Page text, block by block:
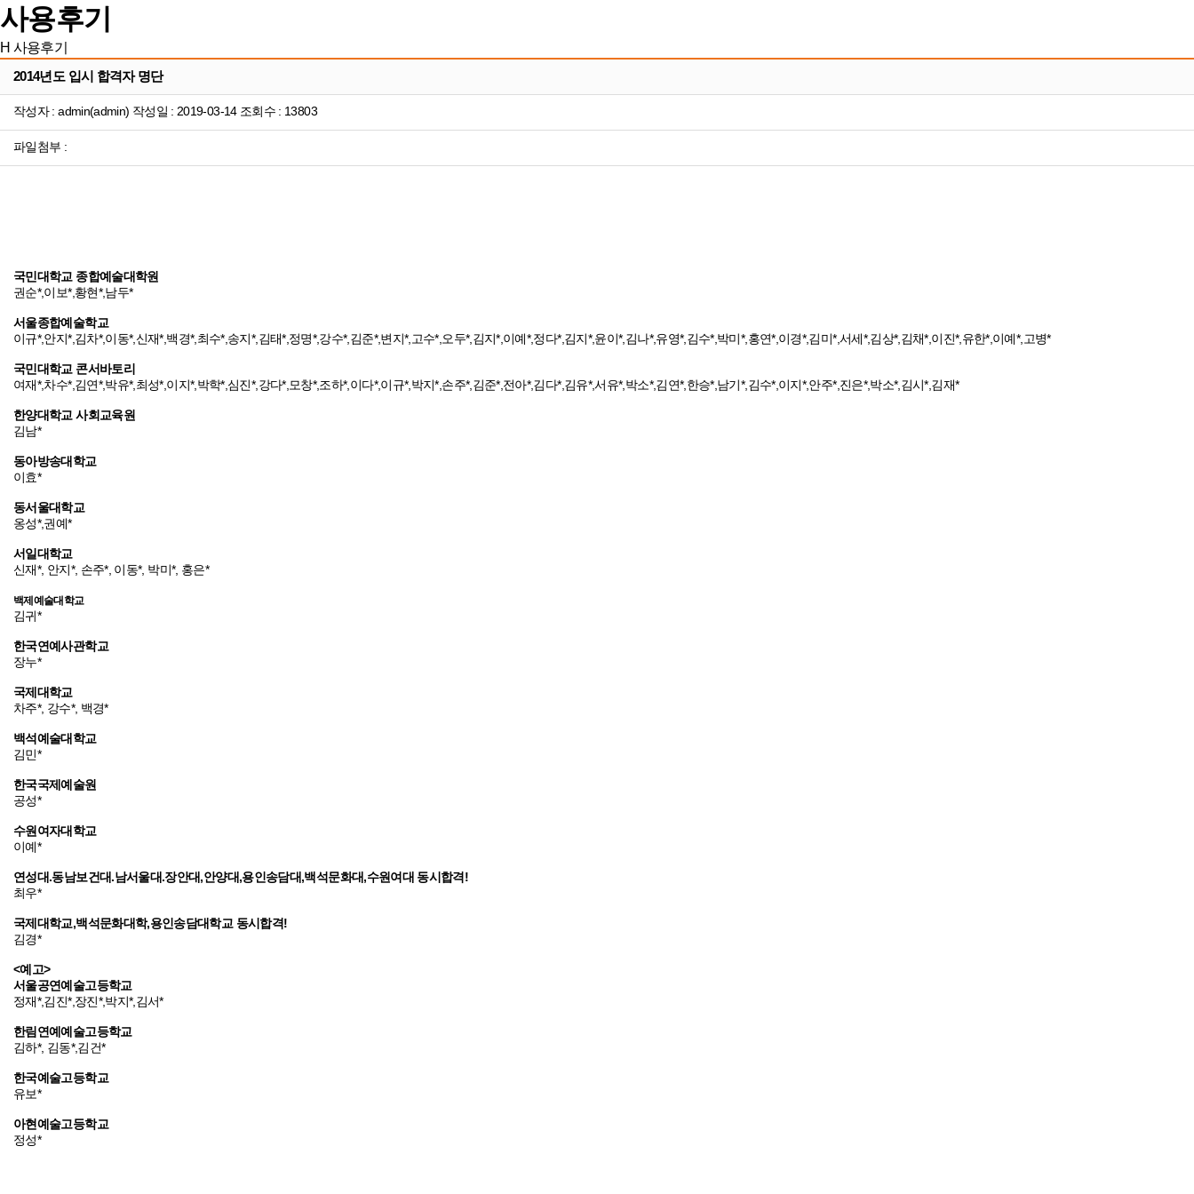
사용후기
H 사용후기
2014년도 입시 합격자 명단
작성자 : admin(admin) 작성일 : 2019-03-14 조회수 : 13803
파일첨부 :
국민대학교 종합예술대학원
권순*,이보*,황현*,남두*
서울종합예술학교
이규*,안지*,김차*,이동*,신재*,백경*,최수*,송지*,김태*,정명*,강수*,김준*,변지*,고수*,오두*,김지*,이예*,정다*,김지*,윤이*,김나*,유영*,김수*,박미*,홍연*,이경*,김미*,서세*,김상*,김채*,이진*,유한*,이예*,고병*
국민대학교 콘서바토리
여재*,차수*,김연*,박유*,최성*,이지*,박학*,심진*,강다*,모창*,조하*,이다*,이규*,박지*,손주*,김준*,전아*,김다*,김유*,서유*,박소*,김연*,한승*,남기*,김수*,이지*,안주*,진은*,박소*,김시*,김재*
한양대학교 사회교육원
김남*
동아방송대학교
이효*
동서울대학교
옹성*,권예*
서일대학교
신재*, 안지*, 손주*, 이동*, 박미*, 홍은*
백제예술대학교
김귀*
한국연예사관학교
장누*
국제대학교
차주*, 강수*, 백경*
백석예술대학교
김민*
한국국제예술원
공성*
수원여자대학교
이예*
연성대.동남보건대.남서울대.장안대,안양대,용인송담대,백석문화대,수원여대 동시합격!
최우*
국제대학교,백석문화대학,용인송담대학교 동시합격!
김경*
<예고>
서울공연예술고등학교
정재*,김진*,장진*,박지*,김서*
한림연예예술고등학교
김하*, 김동*,김건*
한국예술고등학교
유보*
아현예술고등학교
정성*